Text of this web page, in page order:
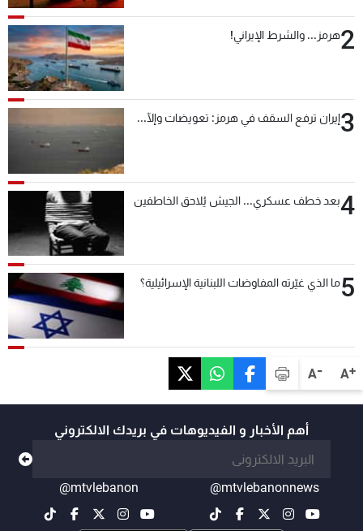
A+
A-
2هرمز... والشرط الإيراني!
3إيران ترفع السقف في هرمز: تعويضات وإلّا...
4بعد خطف عسكري... الجيش يُلاحق الخاطفين
5ما الذي غيّرته المفاوضات اللبنانية الإسرائيلية؟
أهم الأخبار و الفيديوهات في بريدك الالكتروني
@mtvlebanonnews
@mtvlebanon